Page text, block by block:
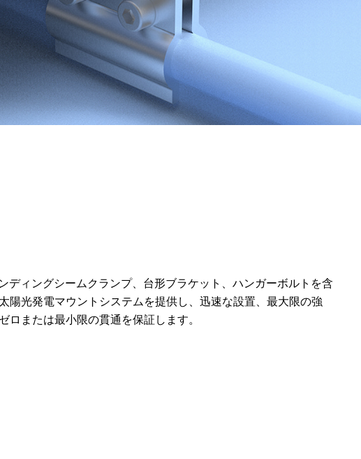
ディングシームクランプ、台形ブラケット、ハンガーボルトを含
陽光発電マウントシステムを提供し、迅速な設置、最大限の強
ロまたは最小限の貫通を保証します。